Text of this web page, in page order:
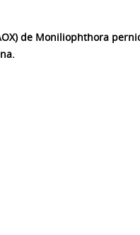
de Moniliophthora